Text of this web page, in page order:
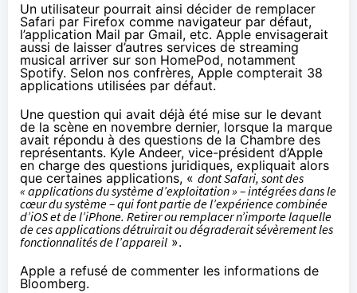
Un utilisateur pourrait ainsi décider de remplacer
Safari par Firefox comme navigateur par défaut,
l’application Mail par Gmail, etc. Apple envisagerait
aussi de laisser d’autres services de streaming
musical arriver sur son HomePod, notamment
Spotify. Selon nos confrères, Apple compterait 38
applications utilisées par défaut.
Une question qui avait déjà été mise sur le devant
de la scène en novembre dernier, lorsque la marque
avait répondu à des questions de la Chambre des
représentants. Kyle Andeer, vice-président d’Apple
en charge des questions juridiques, expliquait alors
que certaines applications, « dont Safari, sont des
« applications du système d’exploitation » – intégrées dans le
cœur du système – qui font partie de l’expérience combinée
d’iOS et de l’iPhone. Retirer ou remplacer n’importe laquelle
de ces applications détruirait ou dégraderait sévèrement les
fonctionnalités de l’appareil ».
Apple a refusé de commenter les informations de
Bloomberg.